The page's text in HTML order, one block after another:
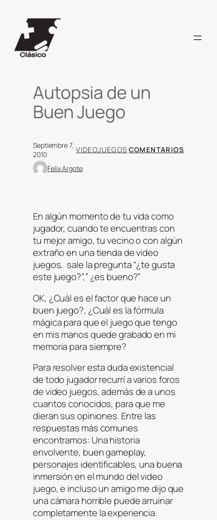
contenido
Autopsia de un
Buen Juego
Septiembre 7,
2010
·VIDEOJUEGOS·COMENTARIOS
Felix Argote
En algún momento de tu vida como
jugador, cuando te encuentras con
tu mejor amigo, tu vecino o con algún
extraño en una tienda de video
juegos, sale la pregunta “¿te gusta
este juego?”,” ¿es bueno?”
OK, ¿Cuál es el factor que hace un
buen juego?, ¿Cuál es la fórmula
mágica para que el juego que tengo
en mis manos quede grabado en mi
memoria para siempre?
Para resolver esta duda existencial
de todo jugador recurrí a varios foros
de video juegos, además de a unos
cuantos conocidos, para que me
dieran sus opiniones. Entre las
respuestas más comunes
encontramos: Una historia
envolvente, buen gameplay,
personajes identificables, una buena
inmersión en el mundo del video
juego, e incluso un amigo me dijo que
una cámara horrible puede arruinar
completamente la experiencia.